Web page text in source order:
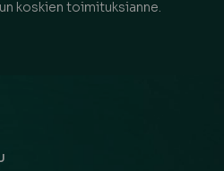
koskien toimituksianne.